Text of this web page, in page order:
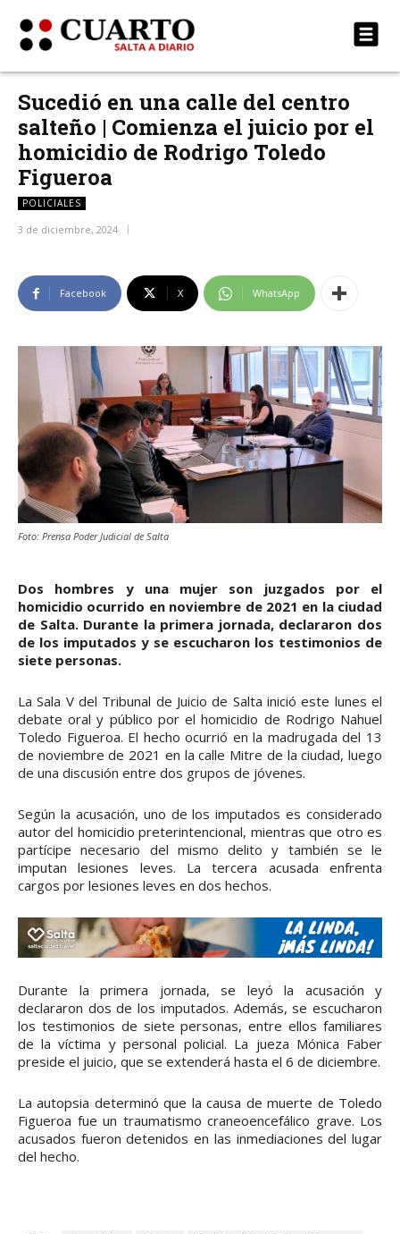
Sucedió en una calle del centro
salteño | Comienza el juicio por el
homicidio de Rodrigo Toledo
Figueroa
POLICIALES
3 de diciembre, 2024
Facebook X WhatsApp
Foto: Prensa Poder Judicial de Salta
Dos hombres y una mujer son juzgados por el
homicidio ocurrido en noviembre de 2021 en la ciudad
de Salta. Durante la primera jornada, declararon dos
de los imputados y se escucharon los testimonios de
siete personas.
La Sala V del Tribunal de Juicio de Salta inició este lunes el
debate oral y público por el homicidio de Rodrigo Nahuel
Toledo Figueroa. El hecho ocurrió en la madrugada del 13
de noviembre de 2021 en la calle Mitre de la ciudad, luego
de una discusión entre dos grupos de jóvenes.
Según la acusación, uno de los imputados es considerado
autor del homicidio preterintencional, mientras que otro es
partícipe necesario del mismo delito y también se le
imputan lesiones leves. La tercera acusada enfrenta
cargos por lesiones leves en dos hechos.
Durante la primera jornada, se leyó la acusación y
declararon dos de los imputados. Además, se escucharon
los testimonios de siete personas, entre ellos familiares
de la víctima y personal policial. La jueza Mónica Faber
preside el juicio, que se extenderá hasta el 6 de diciembre.
La autopsia determinó que la causa de muerte de Toledo
Figueroa fue un traumatismo craneoencefálico grave. Los
acusados fueron detenidos en las inmediaciones del lugar
del hecho.